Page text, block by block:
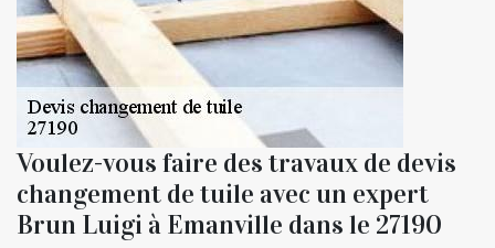
Voulez-vous faire des travaux de devis
changement de tuile avec un expert
Brun Luigi à Emanville dans le 27190